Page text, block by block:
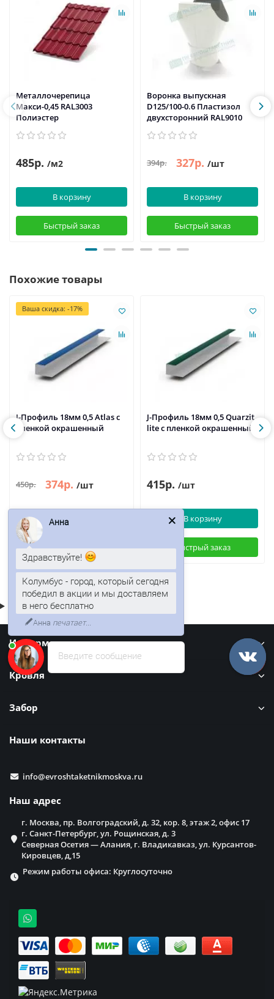
Металлочерепица
Макси-0,45 RAL3003
Полиэстер
485р. /м2
В корзину
Быстрый заказ
Воронка выпускная
D125/100-0.6 Пластизол
двухсторонний RAL9010
394р. 327р. /шт
В корзину
Быстрый заказ
Похожие товары
Ваша скидка: -17%
J-Профиль 18мм 0,5 Atlas с
пленкой окрашенный
450р. 374р. /шт
В корзину
Быстрый заказ
J-Профиль 18мм 0,5 Quarzit
lite с пленкой окрашенный
415р. /шт
В корзину
Быстрый заказ
Информация
Кровля
Забор
Наши контакты
info@evroshtaketnikmoskva.ru
Наш адрес
г. Москва, пр. Волгоградский, д. 32, кор. 8, этаж 2, офис 17
г. Санкт-Петербург, ул. Рощинская, д. 3
Северная Осетия — Алания, г. Владикавказ, ул. Курсантов-
Кировцев, д,15
Режим работы офиса: Круглосуточно
Введите сообщение
Анна
Здравствуйте!
Колумбус - город, который сегодня
победил в акции и мы доставляем
в него бесплатно
Анна печатает...